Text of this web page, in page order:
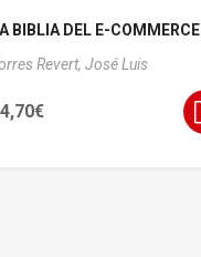
BIBLIA DEL E-COMMERCE
Revert, José Luis
€